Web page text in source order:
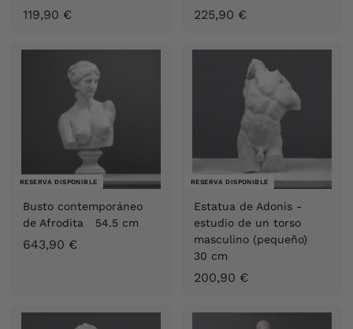
119,90 €1
9
,
9
0
€
225,90 €2
5
,
0
RESERVA DISPONIBLE
Busto contemporáneo
de Afrodita 54.5 cm
643,90 €6
RESERVA DISPONIBLE
Estatua de Adonis -
estudio de un torso
masculino (pequeño)
30 cm
200,90 €2
0